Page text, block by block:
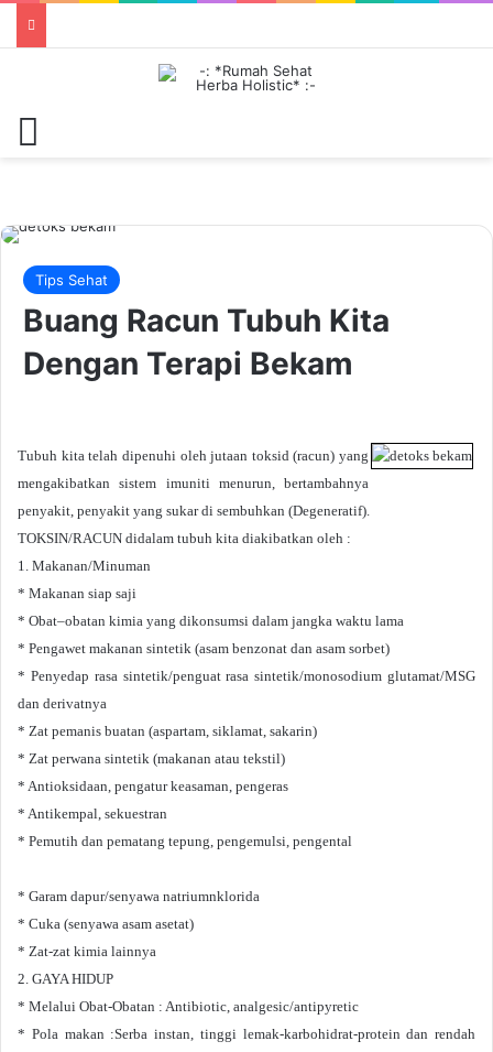
Tips Sehat
Buang Racun Tubuh Kita
Dengan Terapi Bekam
Tubuh kita telah dipenuhi oleh jutaan toksid (racun) yang
mengakibatkan sistem imuniti menurun, bertambahnya
penyakit, penyakit yang sukar di sembuhkan (Degeneratif).
TOKSIN/RACUN didalam tubuh kita diakibatkan oleh :
1. Makanan/Minuman
* Makanan siap saji
* Obat–obatan kimia yang dikonsumsi dalam jangka waktu lama
* Pengawet makanan sintetik (asam benzonat dan asam sorbet)
* Penyedap rasa sintetik/penguat rasa sintetik/monosodium glutamat/MSG
dan derivatnya
* Zat pemanis buatan (aspartam, siklamat, sakarin)
* Zat perwana sintetik (makanan atau tekstil)
* Antioksidaan, pengatur keasaman, pengeras
* Antikempal, sekuestran
* Pemutih dan pematang tepung, pengemulsi, pengental
* Garam dapur/senyawa natriumnklorida
* Cuka (senyawa asam asetat)
* Zat-zat kimia lainnya
2. GAYA HIDUP
* Melalui Obat-Obatan : Antibiotic, analgesic/antipyretic
* Pola makan :Serba instan, tinggi lemak-karbohidrat-protein dan rendah